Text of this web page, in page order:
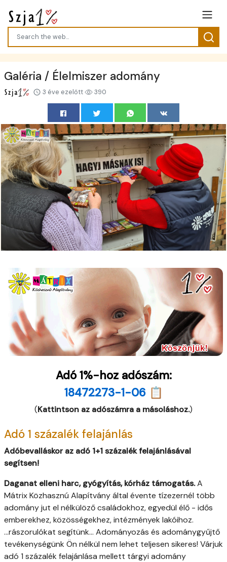
Galéria / Élelmiszer adomány
3 éve ezelőtt 390
Adó 1%-hoz adószám:
18472273-1-06 📋
(Kattintson az adószámra a másoláshoz.)
Adó 1 százalék felajánlás
Adóbevalláskor az adó 1+1 százalék felajánlásával
segítsen!
Daganat elleni harc, gyógyítás, kórház támogatás.A
Mátrix Közhasznú Alapítvány által évente tízezernél több
adomány jut el nélkülöző családokhoz, egyedül élő - idős
emberekhez, közösségekhez, intézmények lakóihoz.
...rászorulókat segítünk... Adományozás és adománygyűjtő
tevékenységünk Ön nélkül nem lehet teljesen sikeres! Várjuk
adó 1 százalék felajánlása mellett tárgyi adomány